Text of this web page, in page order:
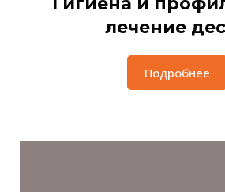
лечение
Подробнее